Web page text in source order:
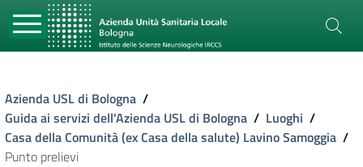
Azienda USL di Bologna /
Guida ai servizi dell'Azienda USL di Bologna / Luoghi /
Casa della Comunità (ex Casa della salute) Lavino Samoggia /
Punto prelievi